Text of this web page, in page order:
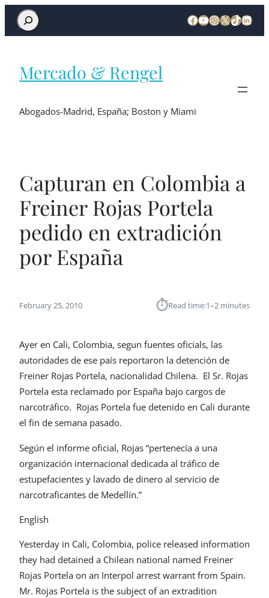
Mercado & Rengel
Abogados-Madrid, España; Boston y Miami
Capturan en Colombia a
Freiner Rojas Portela
pedido en extradición
por España
February 25, 2010 ⏱︎Read time:1–2 minutes
Ayer en Cali, Colombia, segun fuentes oficials, las
autoridades de ese país reportaron la detención de
Freiner Rojas Portela, nacionalidad Chilena. El Sr. Rojas
Portela esta reclamado por España bajo cargos de
narcotráfico. Rojas Portela fue detenido en Cali durante
el fin de semana pasado.
Según el informe oficial, Rojas “pertenecía a una
organización internacional dedicada al tráfico de
estupefacientes y lavado de dinero al servicio de
narcotraficantes de Medellín.”
English
Yesterday in Cali, Colombia, police released information
they had detained a Chilean national named Freiner
Rojas Portela on an Interpol arrest warrant from Spain.
Mr. Rojas Portela is the subject of an extradition